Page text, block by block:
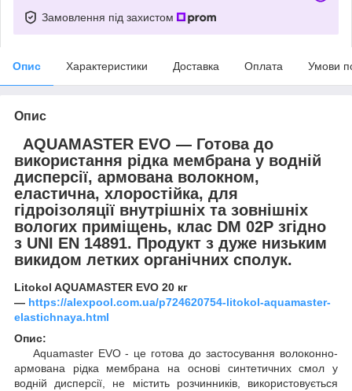
Замовлення під захистом
Опис Характеристики Доставка Оплата Умови
Опис
AQUAMASTER EVO ― Готова до
використання рідка мембрана у водній
дисперсії, армована волокном,
еластична, хлоростійка, для
гідроізоляції внутрішніх та зовнішніх
вологих приміщень, клас DM 02P згідно
з UNI EN 14891. Продукт з дуже низьким
викидом летких органічних сполук.
Litokol AQUAMASTER EVO 20 кг
— https://alexpool.com.ua/p724620754-litokol-aquamaster-
elastichnaya.html
Опис:
Aquamaster EVO - це готова до застосування волоконно-
армована рідка мембрана на основі синтетичних смол у
водній дисперсії, не містить розчинників, використовується